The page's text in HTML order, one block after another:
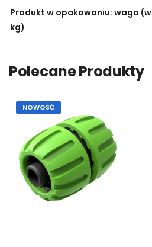
Produkt w opakowaniu: waga (w
kg)
Polecane Produkty
NOWOŚĆ